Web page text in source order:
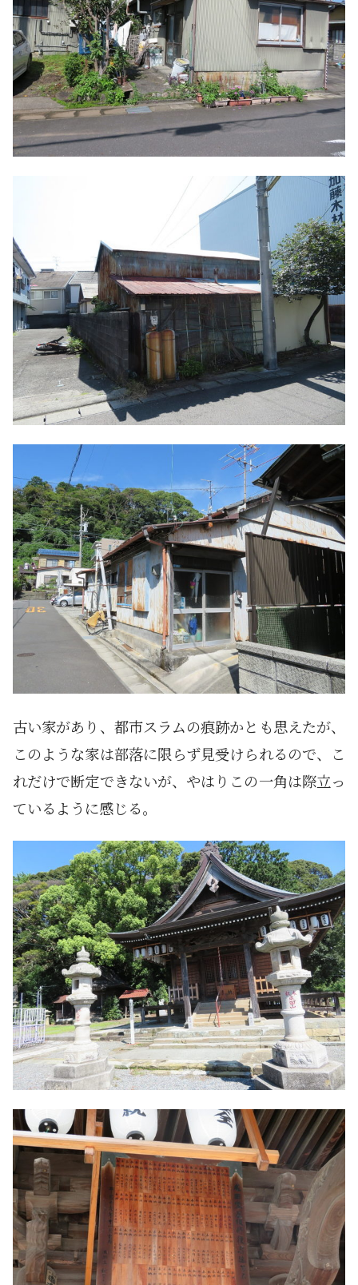
古い家があり、都市スラムの痕跡かとも思えたが、
このような家は部落に限らず見受けられるので、こ
れだけで断定できないが、やはりこの一角は際立っ
ているように感じる。